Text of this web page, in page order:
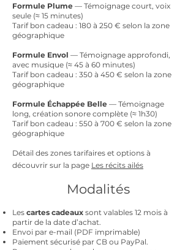
​Formule Plume — Témoignage court, voix
seule (≈ 15 minutes)
Tarif bon cadeau : 180 à 250 € selon la zone
géographique
Formule Envol — Témoignage approfondi,
avec musique (≈ 45 à 60 minutes)
Tarif bon cadeau : 350 à 450 € selon la zone
géographique
Formule Échappée Belle — Témoignage
long, création sonore complète (≈ 1h30)
Tarif bon cadeau : 550 à 700 € selon la zone
géographique
Détail des zones tarifaires et options à
découvrir sur la page Les récits ailés
Modalités
Les cartes cadeaux sont valables 12 mois à
partir de la date d’achat.
Envoi par e-mail (PDF imprimable)
Paiement sécurisé par CB ou PayPal.